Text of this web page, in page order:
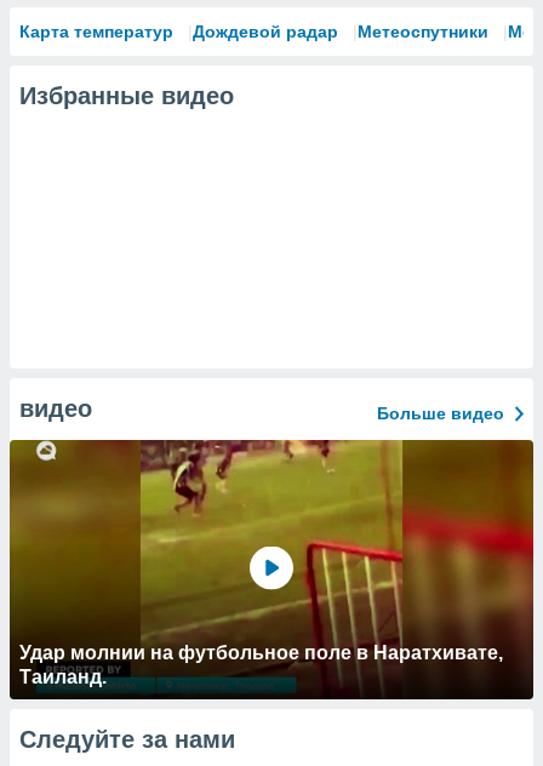
Карта температур Дождевой радар Метеоспутники
Избранные видео
видео Больше видео
Удар молнии на футбольное поле в Наратхивате,
Таиланд.
Следуйте за нами